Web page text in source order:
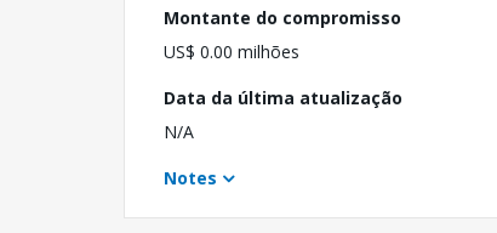
Montante do compromisso
US$ 0.00 milhões
Data da última atualização
N/A
Notes